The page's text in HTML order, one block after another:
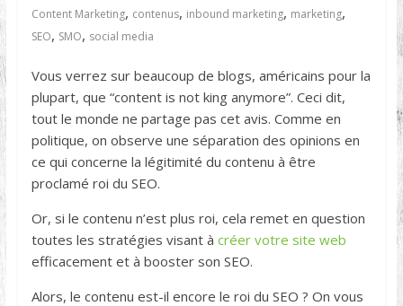
Content Marketing, contenus, inbound marketing, marketing,
SEO, SMO, social media
Vous verrez sur beaucoup de blogs, américains pour la
plupart, que “content is not king anymore”. Ceci dit,
tout le monde ne partage pas cet avis. Comme en
politique, on observe une séparation des opinions en
ce qui concerne la légitimité du contenu à être
proclamé roi du SEO.
Or, si le contenu n’est plus roi, cela remet en question
toutes les stratégies visant à créer votre site web
efficacement et à booster son SEO.
Alors, le contenu est-il encore le roi du SEO ? On vous